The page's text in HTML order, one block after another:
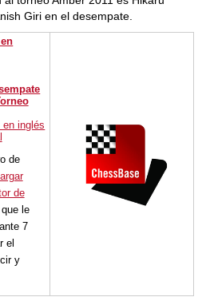
Giri en el desempate.
inglés
de
de
le
7
el
y